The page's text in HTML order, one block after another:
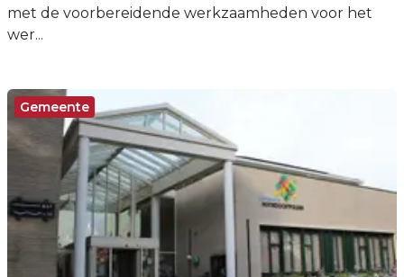
met de voorbereidende werkzaamheden voor het
wer...
Gemeente